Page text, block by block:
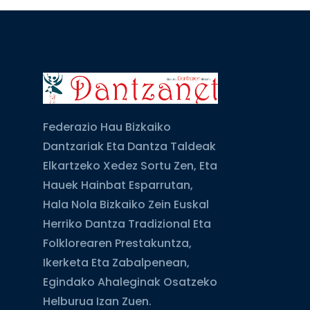
Federazio Hau Bizkaiko
Dantzariak Eta Dantza Taldeak
Elkartzeko Xedez Sortu Zen, Eta
Hauek Hainbat Esparrutan,
Hala Nola Bizkaiko Zein Euskal
Herriko Dantza Tradizional Eta
Folklorearen Prestakuntza,
Ikerketa Eta Zabalpenean,
Egindako Ahaleginak Osatzeko
Helburua Izan Zuen.